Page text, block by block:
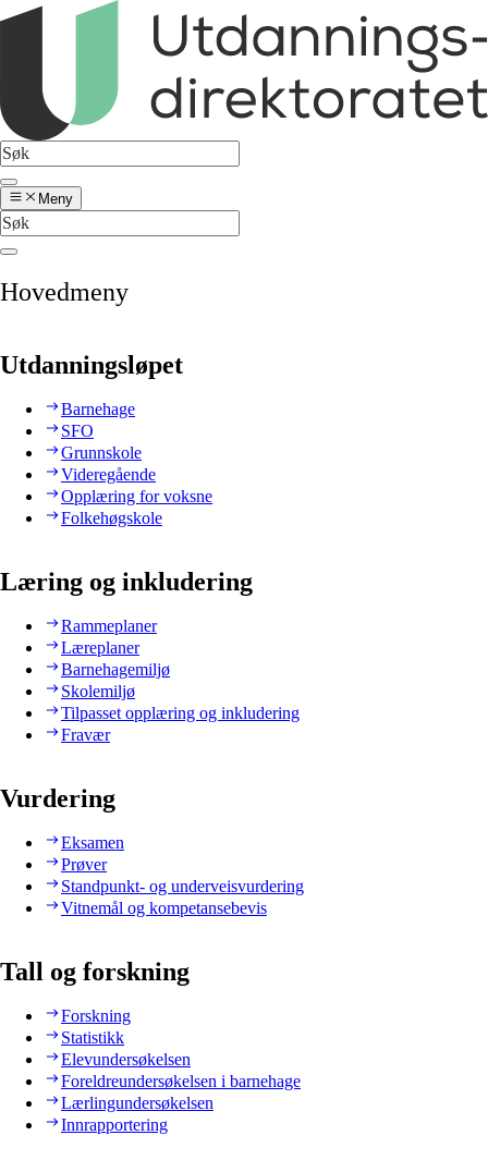
Meny
Hovedmeny
Utdanningsløpet
Barnehage
SFO
Grunnskole
Videregående
Opplæring for voksne
Folkehøgskole
Læring og inkludering
Rammeplaner
Læreplaner
Barnehagemiljø
Skolemiljø
Tilpasset opplæring og inkludering
Fravær
Vurdering
Eksamen
Prøver
Standpunkt- og underveisvurdering
Vitnemål og kompetansebevis
Tall og forskning
Forskning
Statistikk
Elevundersøkelsen
Foreldreundersøkelsen i barnehage
Lærlingundersøkelsen
Innrapportering